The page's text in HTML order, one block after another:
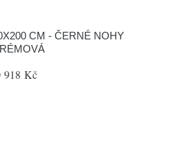
CM - ČERNÉ NOHY
918 Kč